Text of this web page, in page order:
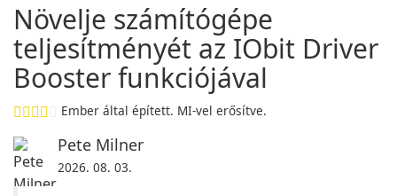
Növelje számítógépe
teljesítményét az IObit Driver
Booster funkciójával
Ember által épített. MI-vel erősítve.
Pete Milner
2026. 08. 03.